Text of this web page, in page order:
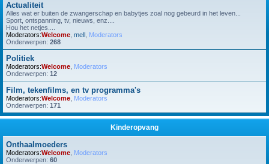
Actualiteit
Alles wat er buiten de zwangerschap en babytjes zoal nog gebeurd in het leven...
Sport, ontspanning, tv, nieuws, enz....
Hou het netjes....
Moderators:Welcome mell Moderators
Onderwerpen: 268
Politiek
Moderators:Welcome Moderators
Onderwerpen: 12
Film, tekenfilms, en tv programma's
Moderators:Welcome Moderators
Onderwerpen: 171
Kinderopvang
Onthaalmoeders
Moderators:Welcome Moderators
Onderwerpen: 60